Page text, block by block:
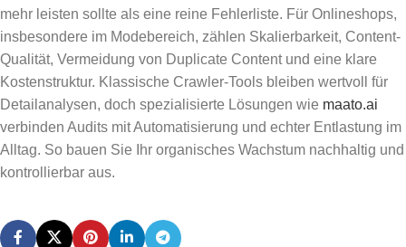
mehr leisten sollte als eine reine Fehlerliste. Für Onlineshops,
insbesondere im Modebereich, zählen Skalierbarkeit, Content-
Qualität, Vermeidung von Duplicate Content und eine klare
Kostenstruktur. Klassische Crawler-Tools bleiben wertvoll für
Detailanalysen, doch spezialisierte Lösungen wie maato.ai
verbinden Audits mit Automatisierung und echter Entlastung im
Alltag. So bauen Sie Ihr organisches Wachstum nachhaltig und
kontrollierbar aus.